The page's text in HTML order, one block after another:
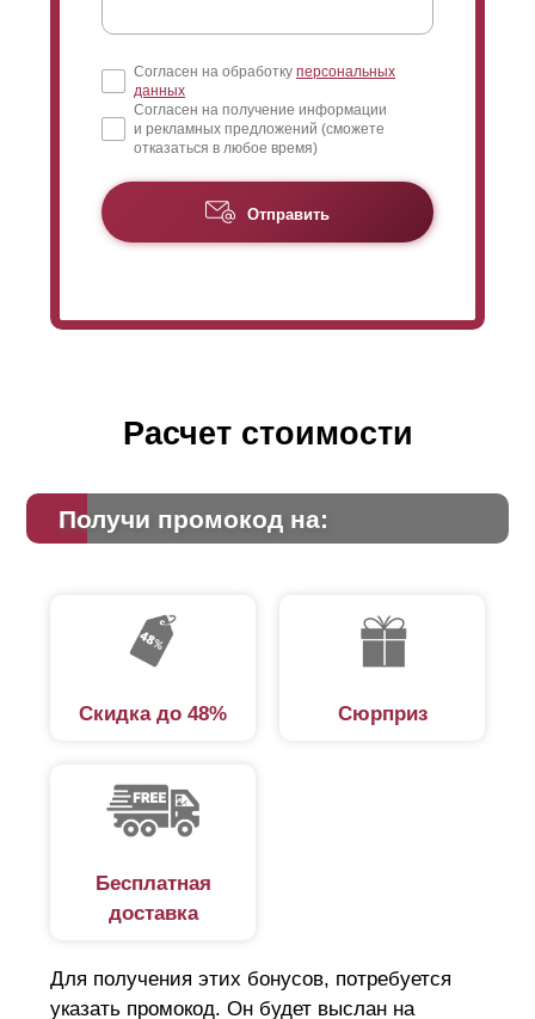
Согласен на обработку персональных
данных
Согласен на получение информации
и рекламных предложений (сможете
отказаться в любое время)
Отправить
Расчет стоимости
Получи промокод на:
Скидка до 48% Сюрприз
Бесплатная
доставка
Для получения этих бонусов, потребуется
указать промокод. Он будет выслан на